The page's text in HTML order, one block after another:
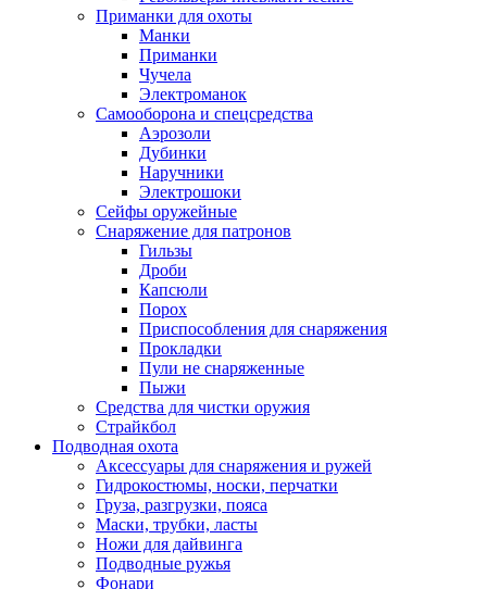
Приманки для охоты
Манки
Приманки
Чучела
Электроманок
Самооборона и спецсредства
Аэрозоли
Дубинки
Наручники
Электрошоки
Сейфы оружейные
Снаряжение для патронов
Гильзы
Дроби
Капсюли
Порох
Приспособления для снаряжения
Прокладки
Пули не снаряженные
Пыжи
Средства для чистки оружия
Страйкбол
Подводная охота
Аксессуары для снаряжения и ружей
Гидрокостюмы, носки, перчатки
Груза, разгрузки, пояса
Маски, трубки, ласты
Ножи для дайвинга
Подводные ружья
Фонари